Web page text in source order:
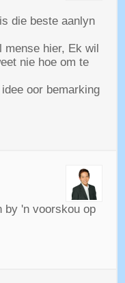
die beste aanlyn
hier, Ek wil
nie hoe om te
oor bemarking
by 'n voorskou op